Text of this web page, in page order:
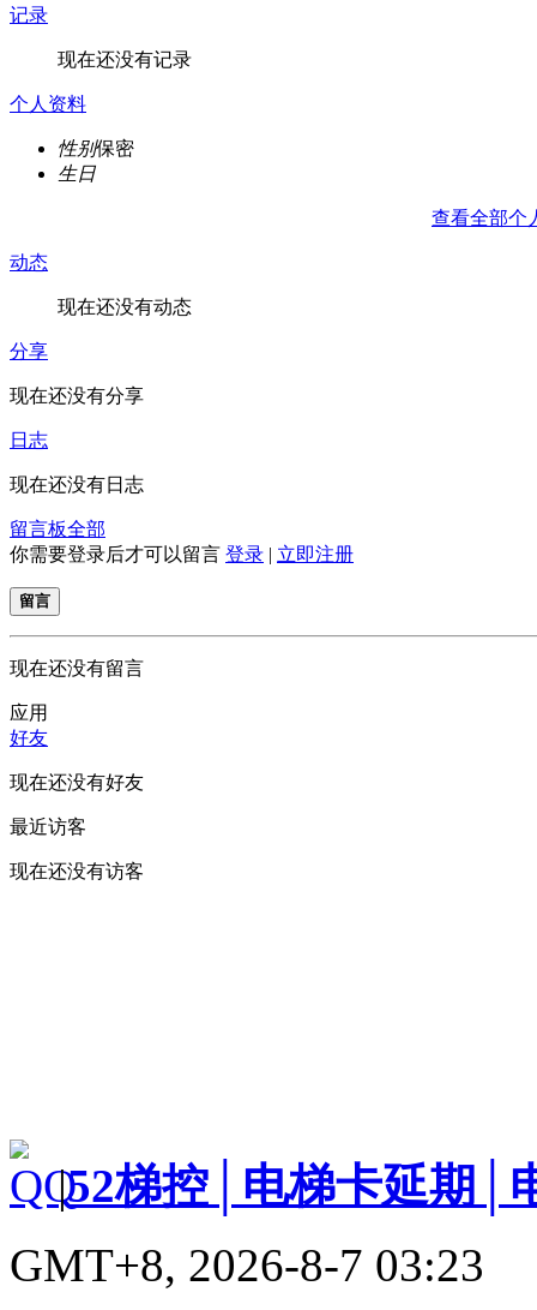
记录
现在还没有记录
个人资料
性别保密
生日
查看全部个
动态
现在还没有动态
分享
现在还没有分享
日志
现在还没有日志
留言板全部
你需要登录后才可以留言 登录 | 立即注册
留言
现在还没有留言
应用
好友
现在还没有好友
最近访客
现在还没有访客
|52梯控│电梯卡延期│
GMT+8, 2026-8-7 03:23